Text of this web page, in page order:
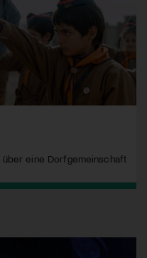
eine Dorfgemeinschaft